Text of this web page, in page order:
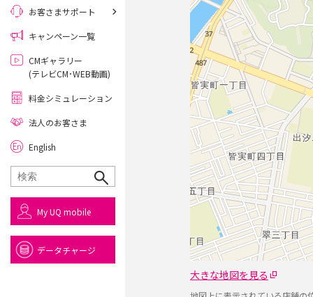
大きな地図を見る
お客さまサポート
キャンペーン一覧
CMギャラリー
(テレビCM･WEB動画)
料金シミュレーション
法人のお客さま
English
My UQ mobile
データチャージ